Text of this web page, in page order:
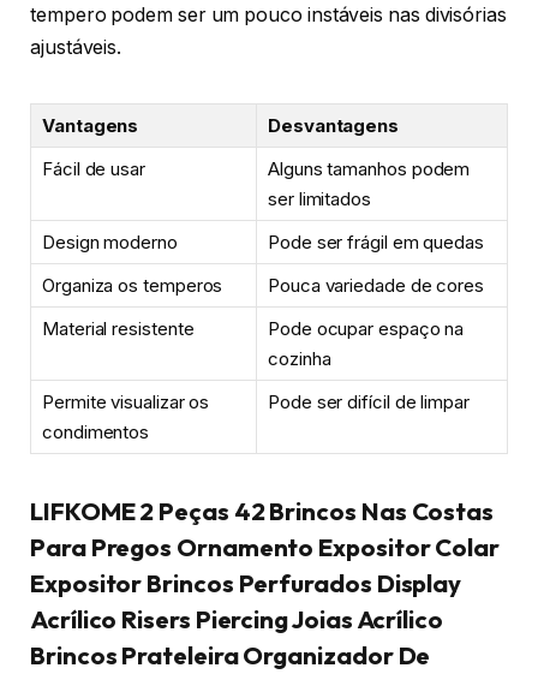
tempero podem ser um pouco instáveis nas divisórias
ajustáveis.
Vantagens
Desvantagens
Fácil de usar
Alguns tamanhos podem
ser limitados
Design moderno
Pode ser frágil em quedas
Organiza os temperos
Pouca variedade de cores
Material resistente
Pode ocupar espaço na
cozinha
Permite visualizar os
condimentos
Pode ser difícil de limpar
LIFKOME 2 Peças 42 Brincos Nas Costas
Para Pregos Ornamento Expositor Colar
Expositor Brincos Perfurados Display
Acrílico Risers Piercing Joias Acrílico
Brincos Prateleira Organizador De